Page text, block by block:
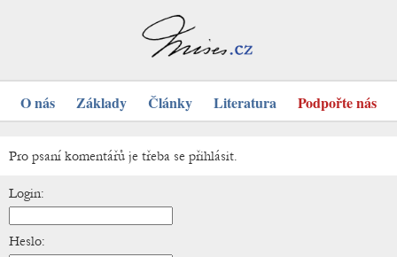
O nás Základy Články Literatura Podpořte nás
Pro psaní komentářů je třeba se přihlásit.
Login:
Heslo: